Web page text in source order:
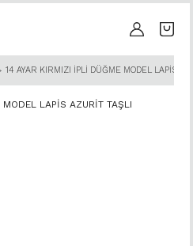
14 AYAR KIRMIZI İPLİ DÜĞME MODEL LAPİS